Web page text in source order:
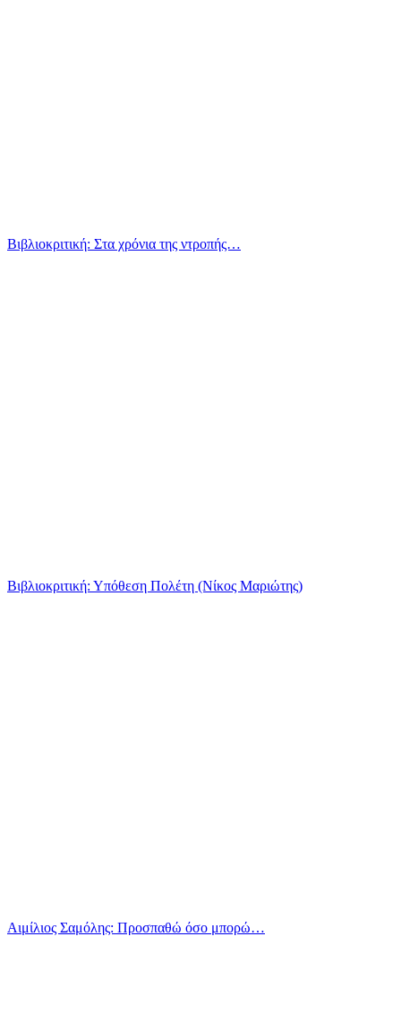
Βιβλιοκριτική: Στα χρόνια της ντροπής…
Βιβλιοκριτική: Υπόθεση Πολέτη (Νίκος Μαριώτης)
Αιμίλιος Σαμόλης: Προσπαθώ όσο μπορώ…